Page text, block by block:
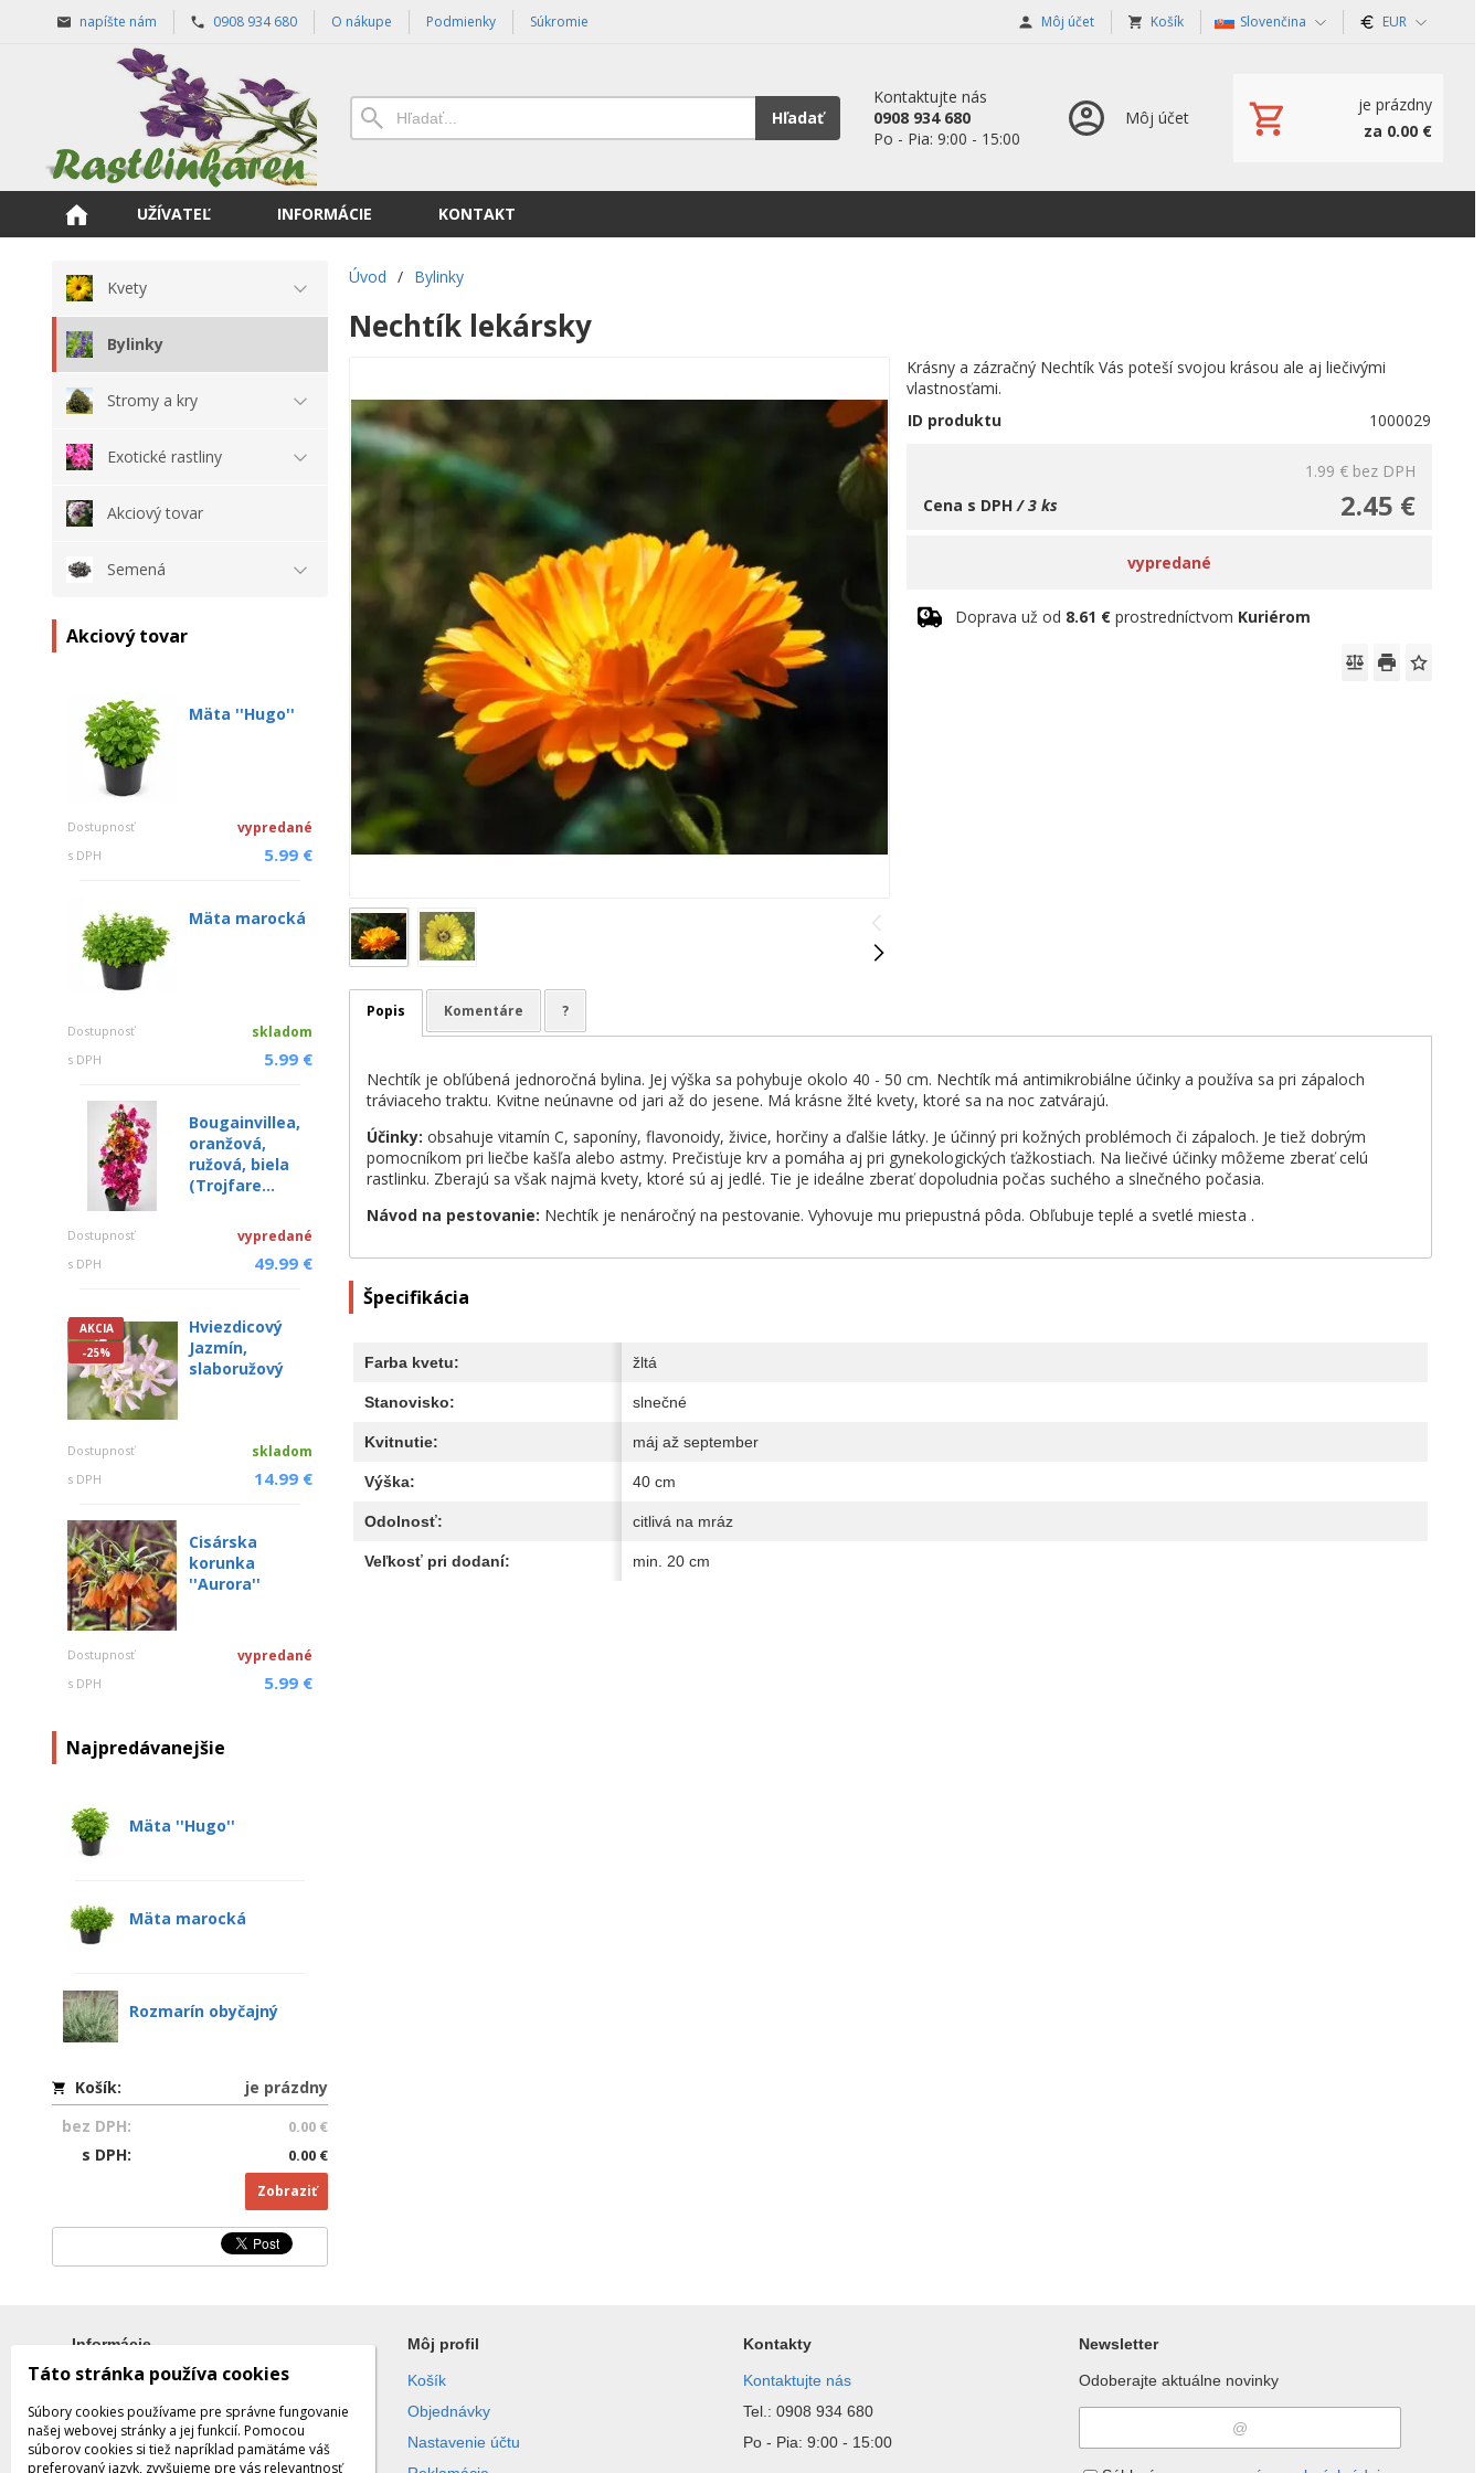
napíšte nám 0908 934 680 O nákupe Podmienky Súkromie Môj účet Košík Slovenčina EUR
Hľadať
Kontaktujte nás
0908 934 680
Po - Pia: 9:00 - 15:00
Môj účet
je prázdny
za 0.00 €
UŽÍVATEĽ INFORMÁCIE KONTAKT
Kvety
Bylinky
Stromy a kry
Exotické rastliny
Akciový tovar
Semená
Akciový tovar
Mäta ''Hugo''
Dostupnosť vypredané
s DPH 5.99 €
Mäta marocká
Dostupnosť skladom
s DPH 5.99 €
Bougainvillea,
oranžová,
ružová, biela
(Trojfare...
Dostupnosť vypredané
s DPH 49.99 €
AKCIA
-25%
Hviezdicový
Jazmín,
slaboružový
Dostupnosť skladom
s DPH 14.99 €
Cisárska
korunka
''Aurora''
Dostupnosť vypredané
s DPH 5.99 €
Najpredávanejšie
Mäta ''Hugo''
Mäta marocká
Rozmarín obyčajný
Košík:
je prázdny
bez DPH:
0.00 €
s DPH: 0.00 €
Zobraziť
Úvod / Bylinky
Nechtík lekársky
Krásny a zázračný Nechtík Vás poteší svojou krásou ale aj liečivými
vlastnosťami.
ID produktu
1000029
1.99 € bez DPH
2.45 €
Cena s DPH/ 3 ks
vypredané
Doprava už od 8.61 € prostredníctvom Kuriérom
Popis Komentáre ?
Nechtík je obľúbená jednoročná bylina. Jej výška sa pohybuje okolo 40 - 50 cm. Nechtík má antimikrobiálne účinky a používa sa pri zápaloch
tráviaceho traktu. Kvitne neúnavne od jari až do jesene. Má krásne žlté kvety, ktoré sa na noc zatvárajú.
Účinky: obsahuje vitamín C, saponíny, flavonoidy, živice, horčiny a ďalšie látky. Je účinný pri kožných problémoch či zápaloch. Je tiež dobrým
pomocníkom pri liečbe kašľa alebo astmy. Prečisťuje krv a pomáha aj pri gynekologických ťažkostiach. Na liečivé účinky môžeme zberať celú
rastlinku. Zberajú sa však najmä kvety, ktoré sú aj jedlé. Tie je ideálne zberať dopoludnia počas suchého a slnečného počasia.
Návod na pestovanie: Nechtík je nenáročný na pestovanie. Vyhovuje mu priepustná pôda. Obľubuje teplé a svetlé miesta .
Špecifikácia
Farba kvetu: žltá
Stanovisko: slnečné
Kvitnutie: máj až september
Výška: 40 cm
Odolnosť: citlivá na mráz
Veľkosť pri dodaní: min. 20 cm
Informácie
Všetko o nákupe
Obchodné podmienky
Ochrana súkromia
Môj profil
Košík
Objednávky
Nastavenie účtu
Kontakty
Kontaktujte nás
Tel.: 0908 934 680
Po - Pia: 9:00 - 15:00
Newsletter
Odoberajte aktuálne novinky
Táto stránka používa cookies
Súbory cookies používame pre správne fungovanie
našej webovej stránky a jej funkcií. Pomocou
súborov cookies si tiež napríklad pamätáme váš
preferovaný jazyk, zvyšujeme pre vás relevantnosť